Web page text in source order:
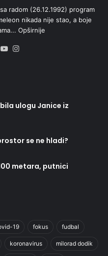
radom (26.12.1992) program
nikada nije stao, a boje
Opširnije
X YouTube
ulogu Janice iz
se ne hladi?
metara, putnici
19 fokus fudbal
koronavirus milorad dodik